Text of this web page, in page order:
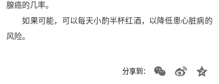
腺癌的几率。
如果可能，可以每天小酌半杯红酒，以降低患心脏病的
风险。
分享到：